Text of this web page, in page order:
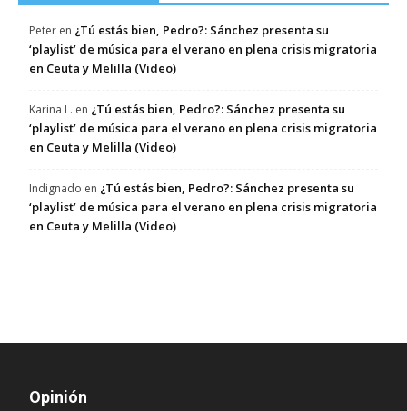
Peter en ¿Tú estás bien, Pedro?: Sánchez presenta su
‘playlist’ de música para el verano en plena crisis migratoria
en Ceuta y Melilla (Video)
Karina L. en ¿Tú estás bien, Pedro?: Sánchez presenta su
‘playlist’ de música para el verano en plena crisis migratoria
en Ceuta y Melilla (Video)
Indignado en ¿Tú estás bien, Pedro?: Sánchez presenta su
‘playlist’ de música para el verano en plena crisis migratoria
en Ceuta y Melilla (Video)
Opinión